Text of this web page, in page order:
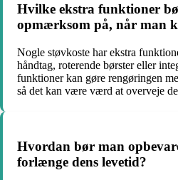
Hvilke ekstra funktioner
opmærksom på, når man
Nogle støvkoste har ekstra
håndtag, roterende børster eller
funktioner kan gøre rengøringen
så det kan være værd at overveje
Hvordan bør man
forlænge dens levetid?